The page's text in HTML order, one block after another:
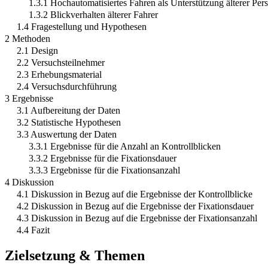
1.3.1 Hochautomatisiertes Fahren als Unterstützung älterer
1.3.2 Blickverhalten älterer Fahrer
1.4 Fragestellung und Hypothesen
2 Methoden
2.1 Design
2.2 Versuchsteilnehmer
2.3 Erhebungsmaterial
2.4 Versuchsdurchführung
3 Ergebnisse
3.1 Aufbereitung der Daten
3.2 Statistische Hypothesen
3.3 Auswertung der Daten
3.3.1 Ergebnisse für die Anzahl an Kontrollblicken
3.3.2 Ergebnisse für die Fixationsdauer
3.3.3 Ergebnisse für die Fixationsanzahl
4 Diskussion
4.1 Diskussion in Bezug auf die Ergebnisse der Kontrollblicke
4.2 Diskussion in Bezug auf die Ergebnisse der Fixationsdauer
4.3 Diskussion in Bezug auf die Ergebnisse der Fixationsanzahl
4.4 Fazit
Zielsetzung & Themen